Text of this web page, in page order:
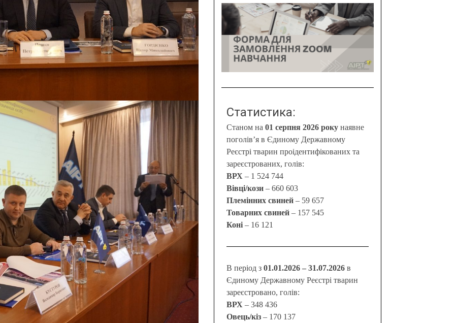
Статистика:
Станом на 01 серпня 2026 року наявне
поголів’я в Єдиному Державному
Реєстрі тварин проідентифікованих та
зареєстрованих, голів:
ВРХ – 1 524 744
Вівці/кози – 660 603
Племінних свиней – 59 657
Товарних свиней – 157 545
Коні – 16 121
В період з 01.01.2026 – 31.07.2026 в
Єдиному Державному Реєстрі тварин
зареєстровано, голів:
ВРХ – 348 436
Овець/кіз – 170 137